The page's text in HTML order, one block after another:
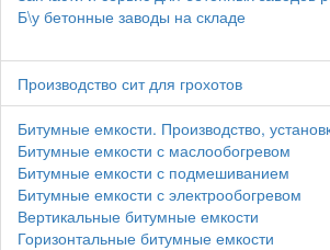
Б\у бетонные заводы на складе
Производство сит для грохотов
Битумные емкости. Производство,
Битумные емкости с маслообогревом
Битумные емкости с подмешиванием
Битумные емкости с электрообогревом
Вертикальные битумные емкости
Горизонтальные битумные емкости